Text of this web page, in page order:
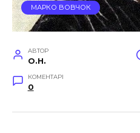
МАРКО ВОВЧОК
АВТОР
O.H.
КОМЕНТАРІ
0